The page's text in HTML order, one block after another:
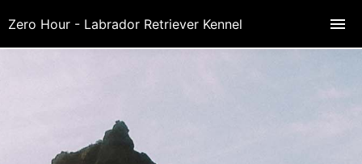
Zero Hour - Labrador Retriever Kennel